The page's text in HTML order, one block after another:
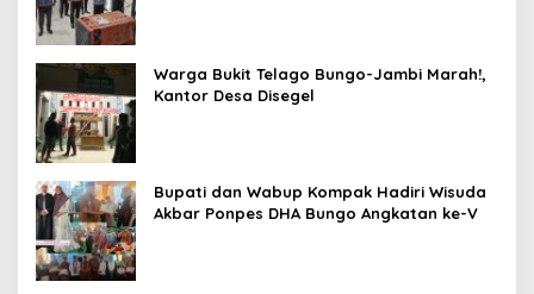
Warga Bukit Telago Bungo-Jambi Marah!,
Kantor Desa Disegel
Bupati dan Wabup Kompak Hadiri Wisuda
Akbar Ponpes DHA Bungo Angkatan ke-V